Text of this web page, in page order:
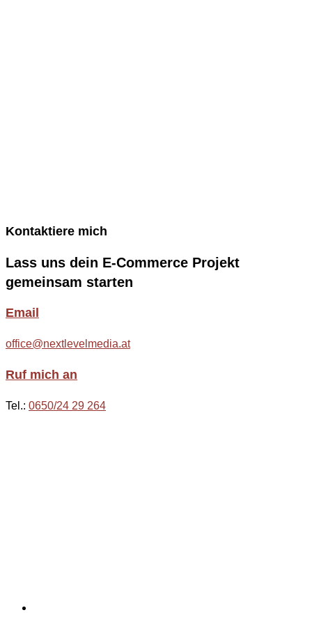
Kontaktiere mich
Lass uns dein E-Commerce Projekt
gemeinsam starten
Email
office@nextlevelmedia.at
Ruf mich an
Tel.: 0650/24 29 264